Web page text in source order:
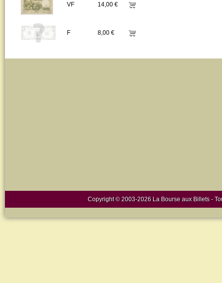
VF 14,00 €
F 8,00 €
Copyright © 2003-2026 La Bourse aux Billets -